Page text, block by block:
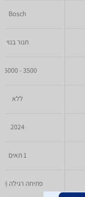
Bosch
תנור בנוי
3500 - 5000 ₪
ללא
2024
1 תאים
פתיחה רגילה